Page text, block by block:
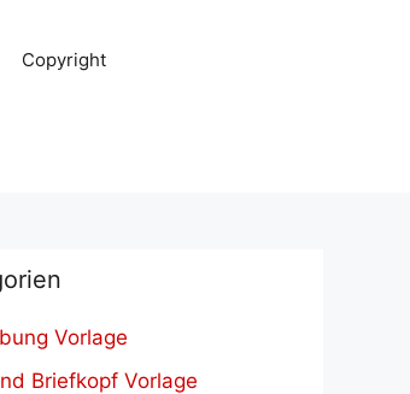
Copyright
Vorlage
Briefkopf Vorlage